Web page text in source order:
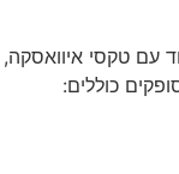
טקסי איוואסקה,
כוללים: